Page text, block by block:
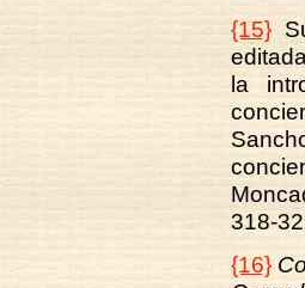
{15}
la
318-
{16}